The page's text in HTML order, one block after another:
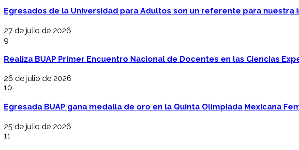
Egresados de la Universidad para Adultos son un referente para nuestra
27 de julio de 2026
9
Realiza BUAP Primer Encuentro Nacional de Docentes en las Ciencias
26 de julio de 2026
10
Egresada BUAP gana medalla de oro en la Quinta Olimpiada Mexicana
25 de julio de 2026
11